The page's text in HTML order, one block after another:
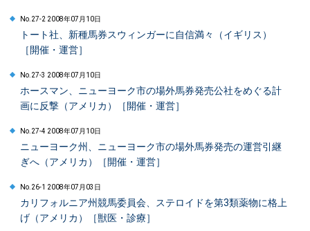
No.27-2 2008年07月10日
トート社、新種馬券スウィンガーに自信満々（イギリス）
［開催・運営］
No.27-3 2008年07月10日
ホースマン、ニューヨーク市の場外馬券発売公社をめぐる計
画に反撃（アメリカ）［開催・運営］
No.27-4 2008年07月10日
ニューヨーク州、ニューヨーク市の場外馬券発売の運営引継
ぎへ（アメリカ）［開催・運営］
No.26-1 2008年07月03日
カリフォルニア州競馬委員会、ステロイドを第3類薬物に格上
げ（アメリカ）［獣医・診療］